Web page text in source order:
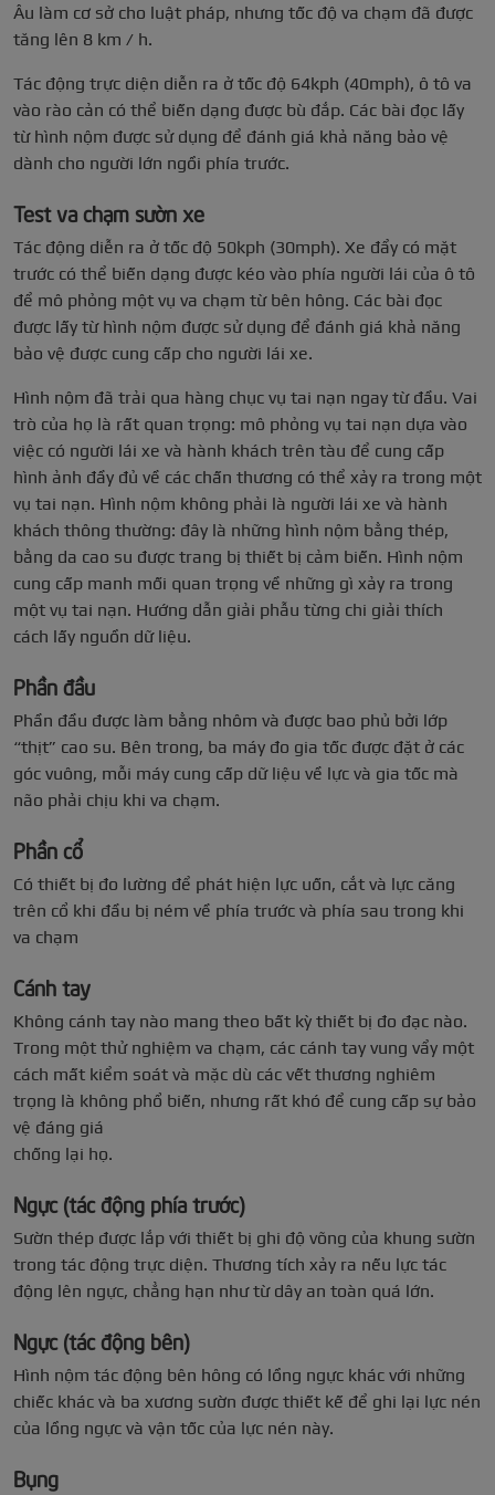
Âu làm cơ sở cho luật pháp, nhưng tốc độ va chạm đã được
tăng lên 8 km / h.
Tác động trực diện diễn ra ở tốc độ 64kph (40mph), ô tô va
vào rào cản có thể biến dạng được bù đắp. Các bài đọc lấy
từ hình nộm được sử dụng để đánh giá khả năng bảo vệ
dành cho người lớn ngồi phía trước.
Test va chạm sườn xe
Tác động diễn ra ở tốc độ 50kph (30mph). Xe đẩy có mặt
trước có thể biến dạng được kéo vào phía người lái của ô tô
để mô phỏng một vụ va chạm từ bên hông. Các bài đọc
được lấy từ hình nộm được sử dụng để đánh giá khả năng
bảo vệ được cung cấp cho người lái xe.
Hình nộm đã trải qua hàng chục vụ tai nạn ngay từ đầu. Vai
trò của họ là rất quan trọng: mô phỏng vụ tai nạn dựa vào
việc có người lái xe và hành khách trên tàu để cung cấp
hình ảnh đầy đủ về các chấn thương có thể xảy ra trong một
vụ tai nạn. Hình nộm không phải là người lái xe và hành
khách thông thường: đây là những hình nộm bằng thép,
bằng da cao su được trang bị thiết bị cảm biến. Hình nộm
cung cấp manh mối quan trọng về những gì xảy ra trong
một vụ tai nạn. Hướng dẫn giải phẫu từng chi giải thích
cách lấy nguồn dữ liệu.
Phần đầu
Phần đầu được làm bằng nhôm và được bao phủ bởi lớp
“thịt” cao su. Bên trong, ba máy đo gia tốc được đặt ở các
góc vuông, mỗi máy cung cấp dữ liệu về lực và gia tốc mà
não phải chịu khi va chạm.
Phần cổ
Có thiết bị đo lường để phát hiện lực uốn, cắt và lực căng
trên cổ khi đầu bị ném về phía trước và phía sau trong khi
va chạm
Cánh tay
Không cánh tay nào mang theo bất kỳ thiết bị đo đạc nào.
Trong một thử nghiệm va chạm, các cánh tay vung vẩy một
cách mất kiểm soát và mặc dù các vết thương nghiêm
trọng là không phổ biến, nhưng rất khó để cung cấp sự bảo
vệ đáng giá
chống lại họ.
Ngực (tác động phía trước)
Sườn thép được lắp với thiết bị ghi độ võng của khung sườn
trong tác động trực diện. Thương tích xảy ra nếu lực tác
động lên ngực, chẳng hạn như từ dây an toàn quá lớn.
Ngực (tác động bên)
Hình nộm tác động bên hông có lồng ngực khác với những
chiếc khác và ba xương sườn được thiết kế để ghi lại lực nén
của lồng ngực và vận tốc của lực nén này.
Bụng